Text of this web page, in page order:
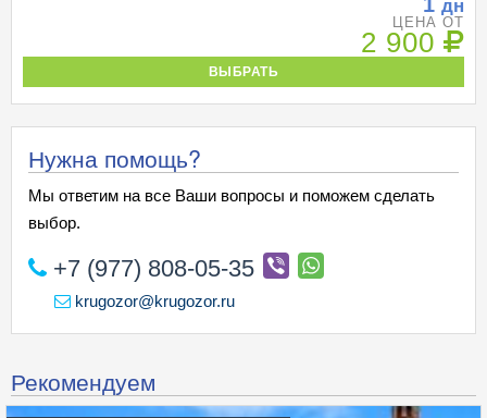
дн
ЦЕНА ОТ
2 900
ВЫБРАТЬ
Нужна помощь?
Мы ответим на все Ваши вопросы и поможем сделать
выбор.
+7 (977) 808-05-35
krugozor@krugozor.ru
Рекомендуем